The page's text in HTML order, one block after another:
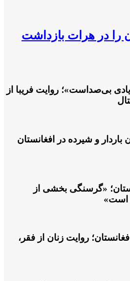
طالبان ۱۷ زن را در هرات بازداشت
بی‌صداست»؛ روایت فریبا از
و شیرده در افغانستان
«گرسنگی بخشی از
است»
روایت زنان از فقر،